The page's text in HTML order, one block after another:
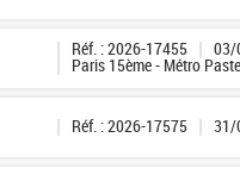
Réf. : 2026-17455 03/
Paris 15ème - Métro
Réf. : 2026-17575 31/